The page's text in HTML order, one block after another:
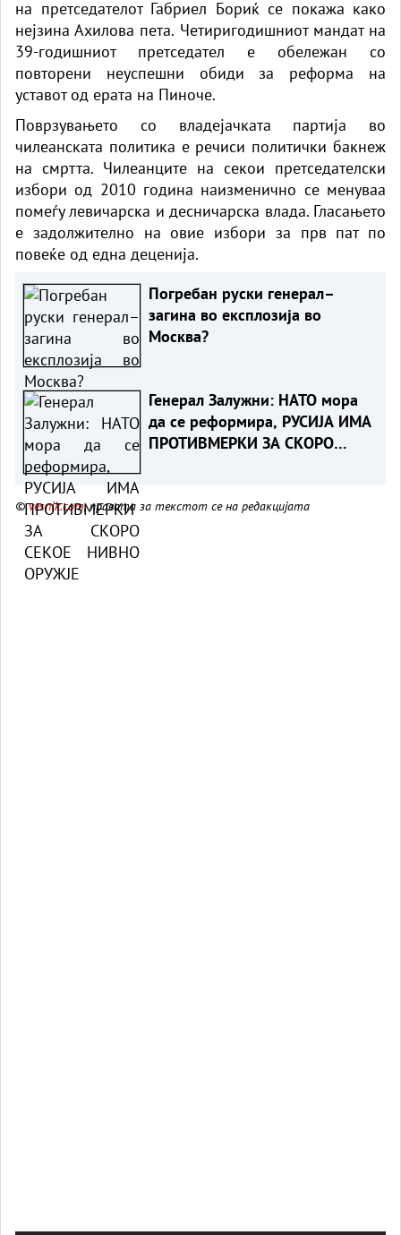
на претседателот Габриел Бориќ се покажа како
нејзина Ахилова пета. Четиригодишниот мандат на
39-годишниот претседател е обележан со
повторени неуспешни обиди за реформа на
уставот од ерата на Пиноче.
Поврзувањето со владејачката партија во
чилеанската политика е речиси политички бакнеж
на смртта. Чилеанците на секои претседателски
избори од 2010 година наизменично се менуваа
помеѓу левичарска и десничарска влада. Гласањето
е задолжително на овие избори за прв пат по
повеќе од една деценија.
Погребан руски генерал–
загина во експлозија во
Москва?
Генерал Залужни: НАТО мора
да се реформира, РУСИЈА ИМА
ПРОТИВМЕРКИ ЗА СКОРО
©vesnik.com, правата за текстот се на редакцијата